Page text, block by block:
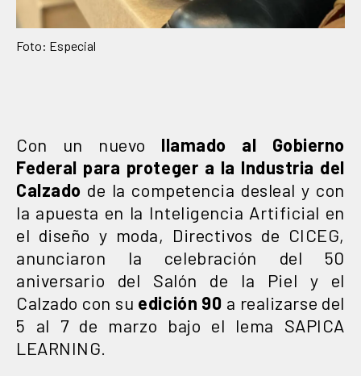
Foto: Especial
Con un nuevo llamado al Gobierno
Federal para proteger a la Industria del
Calzado de la competencia desleal y con
la apuesta en la Inteligencia Artificial en
el diseño y moda, Directivos de CICEG,
anunciaron la celebración del 50
aniversario del Salón de la Piel y el
Calzado con su edición 90 a realizarse del
5 al 7 de marzo bajo el lema SAPICA
LEARNING.